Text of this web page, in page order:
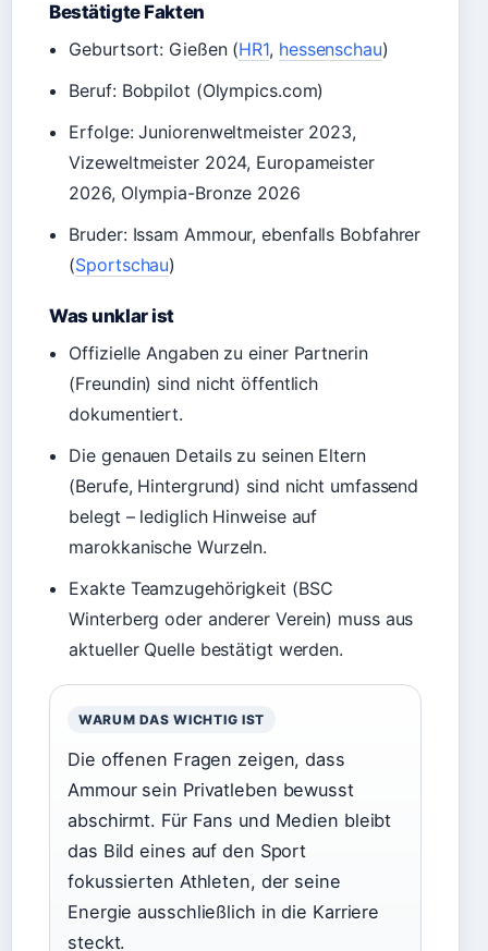
Bestätigte Fakten
Geburtsort: Gießen (HR1, hessenschau)
Beruf: Bobpilot (Olympics.com)
Erfolge: Juniorenweltmeister 2023,
Vizeweltmeister 2024, Europameister
2026, Olympia-Bronze 2026
Bruder: Issam Ammour, ebenfalls Bobfahrer
(Sportschau)
Was unklar ist
Offizielle Angaben zu einer Partnerin
(Freundin) sind nicht öffentlich
dokumentiert.
Die genauen Details zu seinen Eltern
(Berufe, Hintergrund) sind nicht umfassend
belegt – lediglich Hinweise auf
marokkanische Wurzeln.
Exakte Teamzugehörigkeit (BSC
Winterberg oder anderer Verein) muss aus
aktueller Quelle bestätigt werden.
WARUM DAS WICHTIG IST
Die offenen Fragen zeigen, dass
Ammour sein Privatleben bewusst
abschirmt. Für Fans und Medien bleibt
das Bild eines auf den Sport
fokussierten Athleten, der seine
Energie ausschließlich in die Karriere
steckt.